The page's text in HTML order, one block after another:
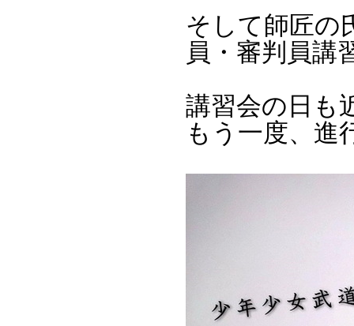
そして師匠の
員・審判員講
講習会の日も
もう一度、進